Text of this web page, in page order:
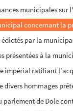
municipales
concernant la
édictés par la
présentées à la
impérial ratifiant
divers hommages
parlement de Dole